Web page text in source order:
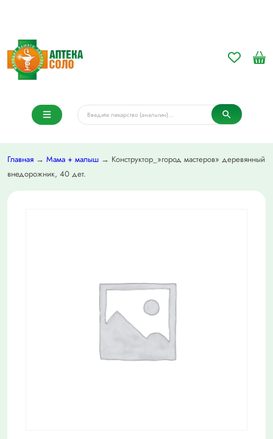
Главная → Мама + малыш → Конструктор_»город мастеров» деревянный
внедорожник, 40 дет.